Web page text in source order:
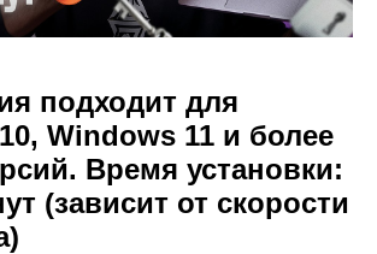
подходит для
Windows 11 и более
Время установки:
(зависит от скорости